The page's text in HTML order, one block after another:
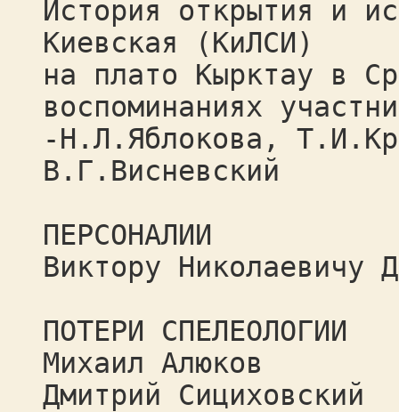
История открытия и
Киевская (КиЛСИ)
на плато Кырктау в
воспоминаниях
-Н.Л.Яблокова,
В.Г.Висневский
ПЕРСОНАЛИИ
Виктору Николаевичу
ПОТЕРИ СПЕЛЕОЛОГИИ
Михаил Алюков
Дмитрий Сициховский